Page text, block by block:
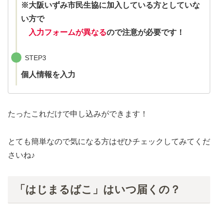
※大阪いずみ市民生協に加入している方としていな
い方で
入力フォームが異なるので注意が必要です！
STEP3
個人情報を入力
たったこれだけで申し込みができます！
とても簡単なので気になる方はぜひチェックしてみてくだ
さいね♪
「はじまるばこ」はいつ届くの？